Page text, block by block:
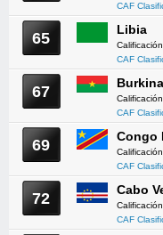
CAF
65 Libia
CAF
67
CAF
69 Congo
CAF
72 Cabo
CAF